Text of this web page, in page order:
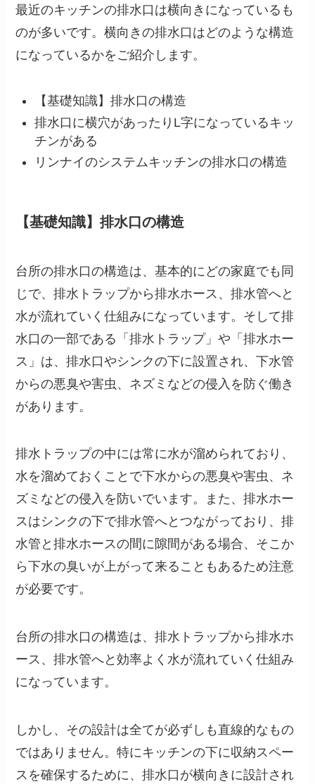
最近のキッチンの排水口は横向きになっているも
のが多いです。横向きの排水口はどのような構造
になっているかをご紹介します。
【基礎知識】排水口の構造
排水口に横穴があったりL字になっているキッ
チンがある
リンナイのシステムキッチンの排水口の構造
【基礎知識】排水口の構造
台所の排水口の構造は、基本的にどの家庭でも同
じで、排水トラップから排水ホース、排水管へと
水が流れていく仕組みになっています。そして排
水口の一部である「排水トラップ」や「排水ホー
ス」は、排水口やシンクの下に設置され、下水管
からの悪臭や害虫、ネズミなどの侵入を防ぐ働き
があります。
排水トラップの中には常に水が溜められており、
水を溜めておくことで下水からの悪臭や害虫、ネ
ズミなどの侵入を防いでいます。また、排水ホー
スはシンクの下で排水管へとつながっており、排
水管と排水ホースの間に隙間がある場合、そこか
ら下水の臭いが上がって来ることもあるため注意
が必要です。
台所の排水口の構造は、排水トラップから排水ホ
ース、排水管へと効率よく水が流れていく仕組み
になっています。
しかし、その設計は全てが必ずしも直線的なもの
ではありません。特にキッチンの下に収納スペー
スを確保するために、排水口が横向きに設計され